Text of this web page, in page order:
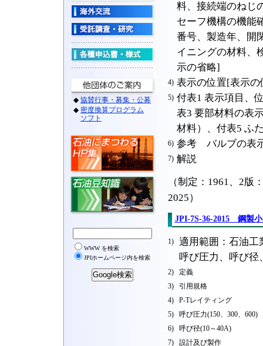
料、接続端のねじ
セーフ機構の機能
番号、製造年、開
イニングの材料、
示の省略]
4) 表示の位置[表示
5) 付表1 表示項目、
表3 要部材料の表
材料）、付表5 ふ
6) 参考 バルブの表
7) 解説
（制定：1961、2版
2025）
JPI-7S-36-2015 鋼製
1)
適用範囲：石油工
呼び圧力、呼び径
2)
定義
3)
引用規格
4)
P-Tレイティング
5)
呼び圧力(150、300、600)
6)
呼び径(10～40A)
7)
設計及び製作